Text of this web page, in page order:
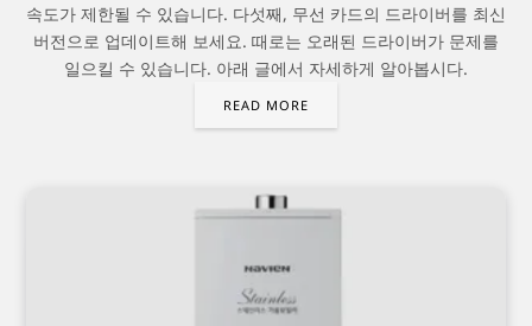
속도가 제한될 수 있습니다. 다섯째, 무선 카드의 드라이버를 최신
버전으로 업데이트해 보세요. 때로는 오래된 드라이버가 문제를
일으킬 수 있습니다. 아래 글에서 자세하게 알아봅시다.
READ MORE